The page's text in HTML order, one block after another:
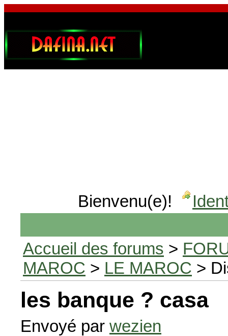
Bienvenu(e)!
Accueil des forums >
MAROC > LE MAROC >
les banque ? casa
Envoyé par wezien